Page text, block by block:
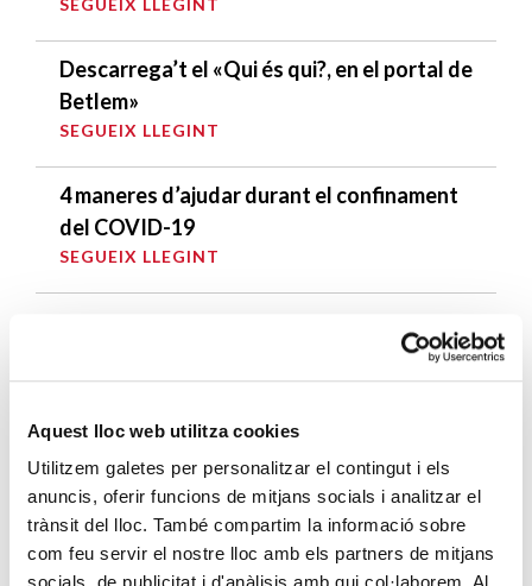
Aquest lloc web utilitza cookies
Utilitzem galetes per personalitzar el contingut i els
anuncis, oferir funcions de mitjans socials i analitzar el
trànsit del lloc. També compartim la informació sobre
com feu servir el nostre lloc amb els partners de mitjans
Descarrega’t el «Qui és qui?, en el portal de
Betlem»
SEGUEIX LLEGINT
4 maneres d’ajudar durant el confinament
del COVID-19
SEGUEIX LLEGINT
El 28% de les persones en situació de
sense llar tenen feina
Eduard Sala: “Acompanyar és trepitjar de
puntetes la terra sagrada de les persones
que acollim”